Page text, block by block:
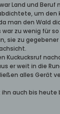
Land und
um
den Wald
zu wenig für
sie zu
weit in die
alles Gerät
ihn auch bis heute